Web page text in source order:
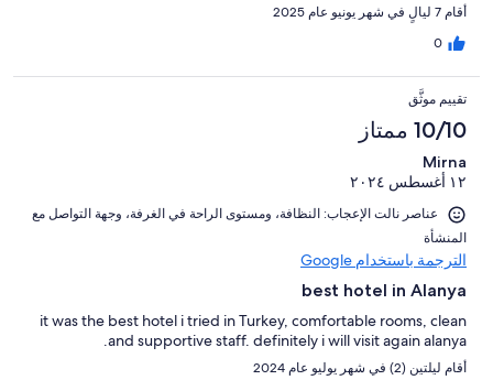
أقام 7 ليالٍ في شهر يونيو عام 2025
0
تقييم موثَّق
10/10 ممتاز
Mirna
١٢ أغسطس ٢٠٢٤
عناصر نالت الإعجاب: ⁦النظافة⁩، و⁦مستوى الراحة في الغرفة⁩، و⁦جهة التواصل مع
المنشأة⁩
الترجمة باستخدام Google
best hotel in Alanya
it was the best hotel i tried in Turkey, comfortable rooms, clean
and supportive staff. definitely i will visit again alanya.
أقام ليلتين (2) في شهر يوليو عام 2024